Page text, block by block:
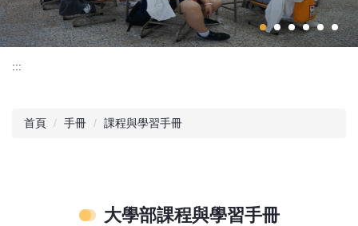
:::
首頁 手冊 課程與學習手冊
大學部課程與學習手冊